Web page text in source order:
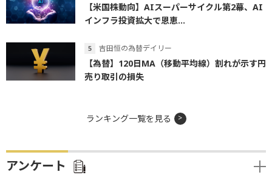
【米国株動向】AIスーパーサイクル第2幕、AI
インフラ投資拡大で恩恵...
吉田恒の為替デイリー
【為替】120日MA（移動平均線）割れが示す円
売り取引の損失
ランキング一覧を見る
アンケート